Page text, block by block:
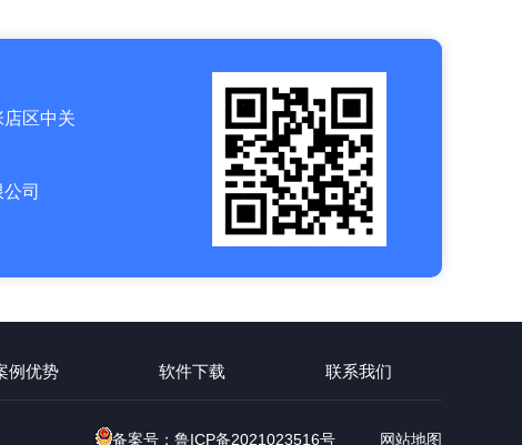
区中关
司
例优势 软件下载 联系我们
网站地图
备案号：鲁ICP备2021023516号